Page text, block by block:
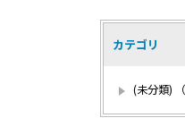
カテゴリ
(未分類) （